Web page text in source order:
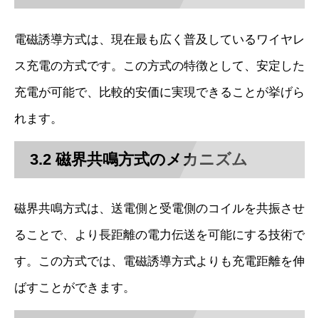
電磁誘導方式は、現在最も広く普及しているワイヤレ
ス充電の方式です。この方式の特徴として、安定した
充電が可能で、比較的安価に実現できることが挙げら
れます。
3.2 磁界共鳴方式のメカニズム
磁界共鳴方式は、送電側と受電側のコイルを共振させ
ることで、より長距離の電力伝送を可能にする技術で
す。この方式では、電磁誘導方式よりも充電距離を伸
ばすことができます。